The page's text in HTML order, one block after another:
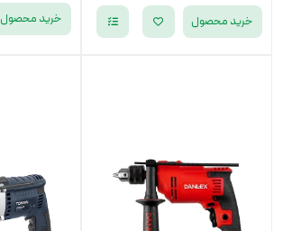
خرید محصول خرید محصول